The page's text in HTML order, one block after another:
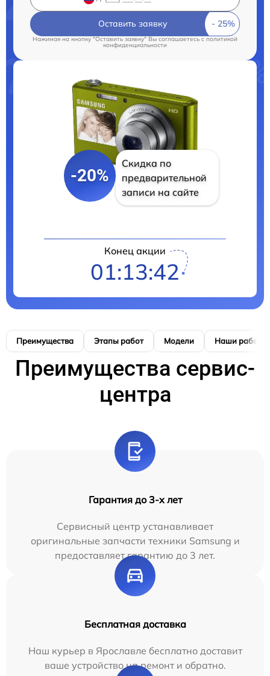
Оставить заявку
Нажимая на кнопку "Оставить заявку" Вы соглашаетесь c политикой
конфиденциальности
-20%
Скидка по
предварительной
записи на сайте
Конец акции
01:13:42
Преимущества Этапы работ Модели Наши работы
Преимущества сервис-
центра
Гарантия до 3-х лет
Сервисный центр устанавливает
оригинальные запчасти техники Samsung и
предоставляет гарантию до 3 лет.
Бесплатная доставка
Наш курьер в Ярославле бесплатно доставит
ваше устройство на ремонт и обратно.